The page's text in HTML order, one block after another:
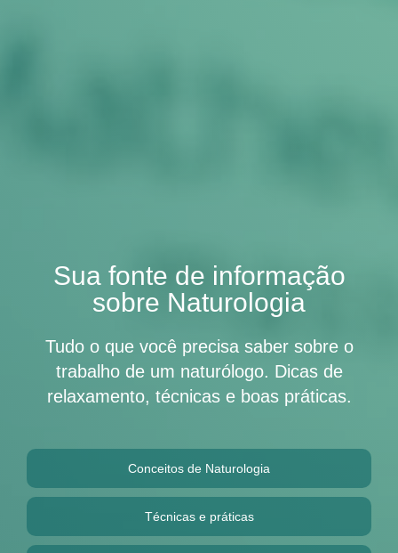
Sua fonte de informação
sobre Naturologia
Tudo o que você precisa saber sobre o
trabalho de um naturólogo. Dicas de
relaxamento, técnicas e boas práticas.
Conceitos de Naturologia
Técnicas e práticas